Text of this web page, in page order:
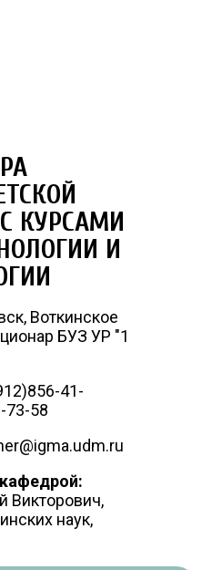
КУРСАМИ
И
Воткинское
БУЗ УР "1
41-
73-58
Викторович,
наук,